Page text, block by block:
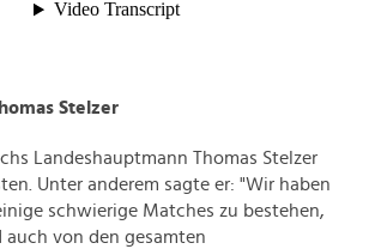
Stelzer
Landeshauptmann Thomas Stelzer
Unter anderem sagte er: "Wir haben
schwierige Matches zu bestehen,
von den gesamten